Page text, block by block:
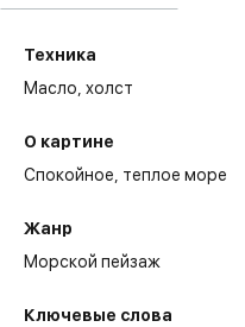
Техника
Масло,холст
О картине
Спокойное, теплое море
Жанр
Морской пейзаж
Ключевые слова